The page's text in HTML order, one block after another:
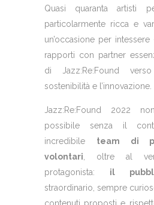
Quasi quaranta artisti
particolarmente ricca e
un’occasione per
rapporti con partner
di Jazz:Re:Found
sostenibilità e l’innovazione.
Jazz:Re:Found 2022
possibile senza il
incredibile team di
volontari , oltre al
protagonista: il
straordinario, sempre